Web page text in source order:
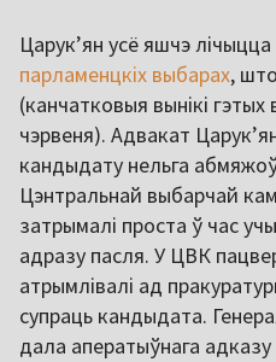
Царук’ян усё яшчэ
парламенцкіх выбарах,
(канчатковыя вынікі
чэрвеня). Адвакат
кандыдату нельга
Цэнтральнай выбарчай
затрымалі проста ў час
адразу пасля. У ЦВК
атрымлівалі ад
супраць кандыдата.
дала аператыўнага адказу